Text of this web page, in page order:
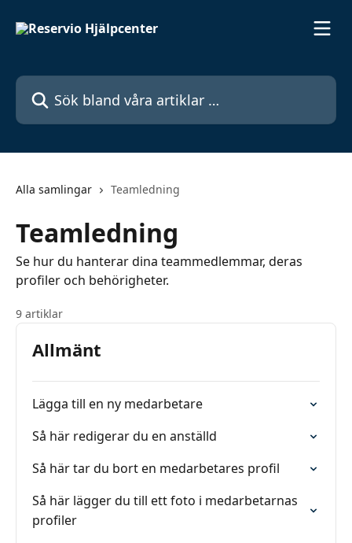
Sök bland våra artiklar …
Alla samlingar Teamledning
Teamledning
Se hur du hanterar dina teammedlemmar, deras
profiler och behörigheter.
9 artiklar
Allmänt
Lägga till en ny medarbetare
Så här redigerar du en anställd
Så här tar du bort en medarbetares profil
Så här lägger du till ett foto i medarbetarnas
profiler